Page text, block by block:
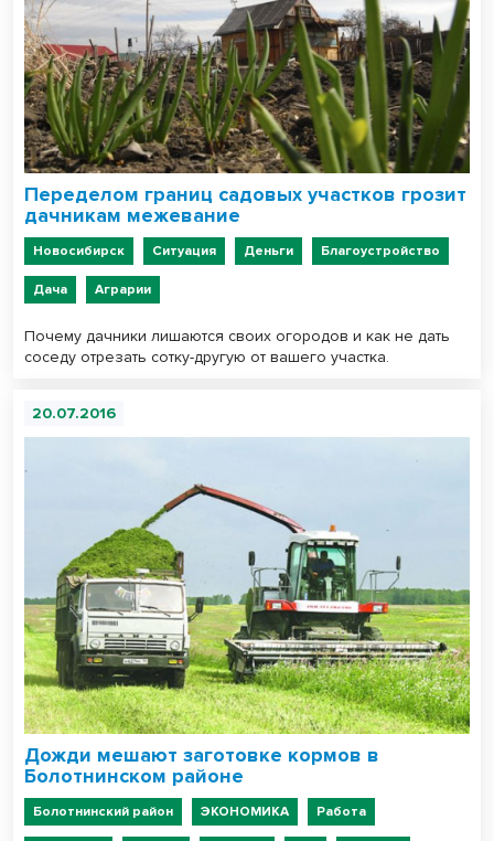
Переделом границ садовых участков грозит
дачникам межевание
Новосибирск Ситуация Деньги Благоустройство
Дача Аграрии
Почему дачники лишаются своих огородов и как не дать
соседу отрезать сотку-другую от вашего участка.
20.07.2016
Дожди мешают заготовке кормов в
Болотнинском районе
Болотнинский район ЭКОНОМИКА Работа